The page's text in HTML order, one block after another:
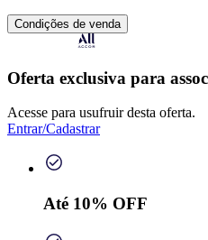
Condições de venda
Oferta exclusiva para
Acesse para usufruir desta oferta.
Entrar/Cadastrar
Até 10% OFF